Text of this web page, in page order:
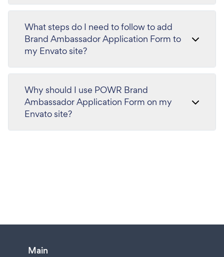
What steps do I need to follow to add
Brand Ambassador Application Form to
my Envato site?
Why should I use POWR Brand
Ambassador Application Form on my
Envato site?
Main